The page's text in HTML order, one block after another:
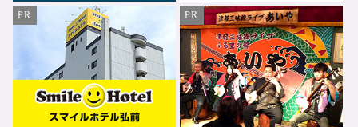
PR PR